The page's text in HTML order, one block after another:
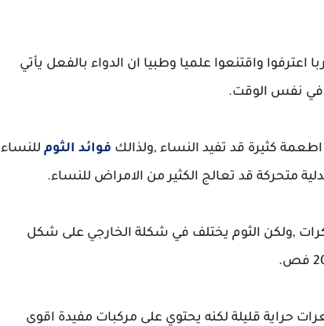
اعترفوا واقتنعوا علميا وطبيا ان الدواء بالفعل يأتي
في نفس الوقت.
كثيرة قد تفيد النساء ,ولذالك فوائد الثوم للنساء
متحركة قد تعالج الكثير من الامراض للنساء.
,ولكن الثوم يختلف في شكلة الخارجي على شكل
حراية قليلة لكنه يحتوي على مركبات مفيدة اقوى